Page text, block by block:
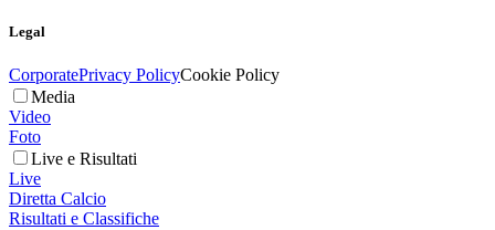
Legal
CorporatePrivacy PolicyCookie Policy
Media
Video
Foto
Live e Risultati
Live
Diretta Calcio
Risultati e Classifiche